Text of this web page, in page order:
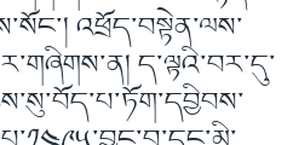
འཕྲོད་བསྟེན་ལས་
ད་ལྟའི་བར་དུ་